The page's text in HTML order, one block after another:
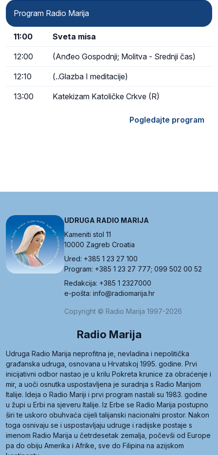
Program Radio Marija
11:00 Sveta misa
12:00 (Anđeo Gospodnji; Molitva - Srednji čas)
12:10 (..Glazba I meditacije)
13:00 Katekizam Katoličke Crkve (R)
Pogledajte program
UDRUGA RADIO MARIJA
Kameniti stol 11
10000 Zagreb Croatia
Ured: +385 1 23 27 100
Program: +385 1 23 27 777; 099 502 00 52
Redakcija: +385 1 2327000
e-pošta: info@radiomarija.hr
Copyright © Radio Marija 1997-2026
Radio Marija
Udruga Radio Marija neprofitna je, nevladina i nepolitička
građanska udruga, osnovana u Hrvatskoj 1995. godine. Prvi
inicijativni odbor nastao je u krilu Pokreta krunice za obraćenje i
mir, a uoči osnutka uspostavljena je suradnja s Radio Marijom
Italije. Ideja o Radio Mariji i prvi program nastali su 1983. godine
u župi u Erbi na sjeveru Italije. Iz Erbe se Radio Marija postupno
širi te uskoro obuhvaća cijeli talijanski nacionalni prostor. Nakon
toga osnivaju se i uspostavljaju udruge i radijske postaje s
imenom Radio Marija u četrdesetak zemalja, počevši od Europe
pa do obiju Amerika i Afrike, sve do Filipina na azijskom